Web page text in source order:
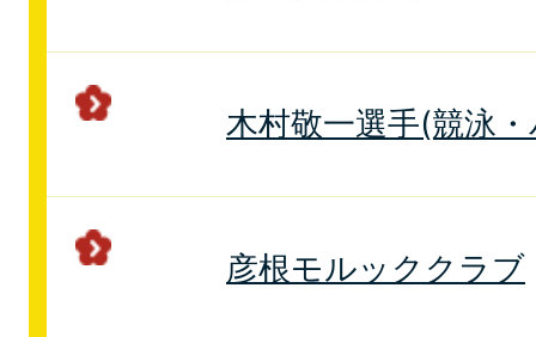
木村敬一選手(競泳
彦根モルッククラブ